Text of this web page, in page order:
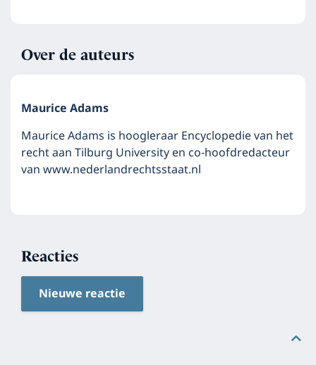
Over de auteurs
Maurice Adams
Maurice Adams is hoogleraar Encyclopedie van het
recht aan Tilburg University en co-hoofdredacteur
van www.nederlandrechtsstaat.nl
Reacties
Nieuwe reactie